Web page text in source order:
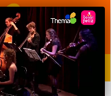
CULTURA